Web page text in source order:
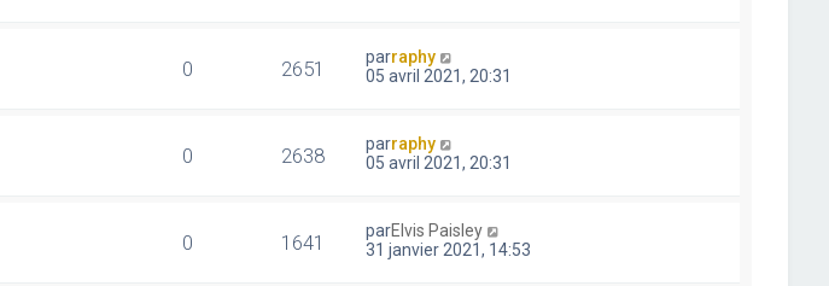
0 2651 parraphy
05 avril 2021, 20:31
0 2638 parraphy
05 avril 2021, 20:31
0 1641 parElvis Paisley
31 janvier 2021, 14:53